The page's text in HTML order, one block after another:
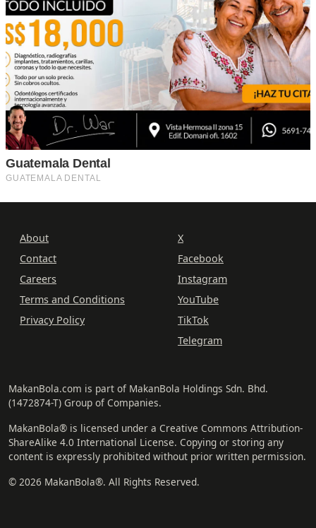
About
Contact
Careers
Terms and Conditions
Privacy Policy
X
Facebook
Instagram
YouTube
TikTok
Telegram
MakanBola.com is part of MakanBola Holdings Sdn. Bhd.
(1472874-T) Group of Companies.
MakanBola® is licensed under a Creative Commons Attribution-
ShareAlike 4.0 International License. Copying or storing any
content is expressly prohibited without prior written permission.
© 2026 MakanBola®. All Rights Reserved.